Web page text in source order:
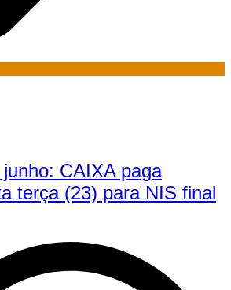
CAIXA paga
terça (23) para NIS final